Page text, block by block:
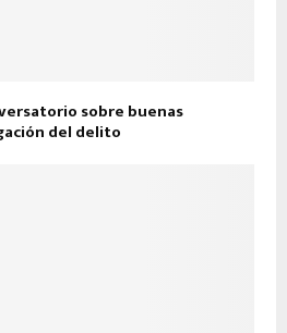
sobre buenas
del delito